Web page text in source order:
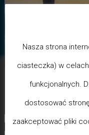
Biegun Maksymalizmu -
biologicznej
(100) - Bóg/Duch istnieje
Nasza strona
ciasteczka) w
funkcjonalnych.
dostosować
zaakceptować pliki